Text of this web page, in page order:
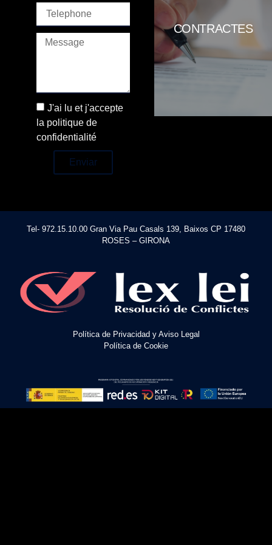
J'ai lu et j'accepte
la politique de
confidentialité
Enviar
CONTRACTES
expressen el seu consentiment
en la forma permesa per la llei,
per crear, regular, modificar o
extingir obligacions. Les parts
poden acordar qualsevol
clàusula que no sigui contrària a
la llei, la moral o l'ordre públic.
Tel- 972.15.10.00 Gran Via Pau Casals 139, Baixos CP 17480
ROSES – GIRONA
Política de Privacidad y Aviso Legal
Política de Cookie